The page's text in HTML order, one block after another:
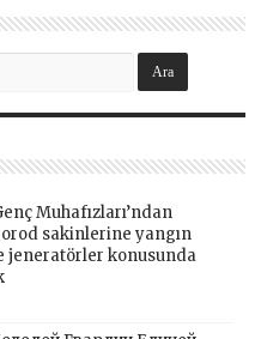
Muhafızları’ndan
sakinlerine yangın
jeneratörler konusunda